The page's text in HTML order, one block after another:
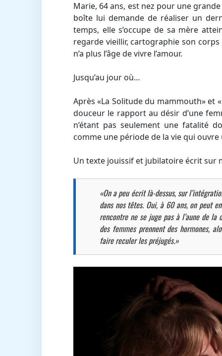
Marie, 64 ans, est nez pour une
boîte lui demande de réaliser un
temps, elle s’occupe de sa mère
regarde vieillir, cartographie son corps
n’a plus l’âge de vivre l’amour.
Jusqu’au jour où…
Après «La Solitude du mammouth» et
douceur le rapport au désir d’une
n’étant pas seulement une fatalité
comme une période de la vie qui
Un texte jouissif et jubilatoire écrit sur
«On a peu écrit là-dessus, sur
dans nos têtes. Oui, à 60 ans, on peut
rencontre ne se juge pas à l’aune de la
des femmes prennent des hormones,
faire reculer les préjugés.»